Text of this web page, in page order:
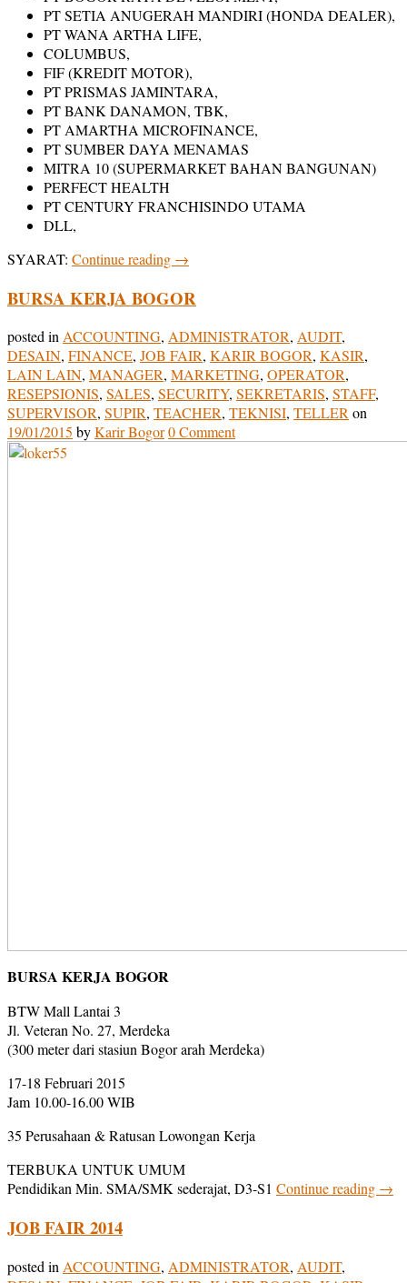
PT SETIA ANUGERAH MANDIRI (HONDA DEALER),
PT WANA ARTHA LIFE,
COLUMBUS,
FIF (KREDIT MOTOR),
PT PRISMAS JAMINTARA,
PT BANK DANAMON, TBK,
PT AMARTHA MICROFINANCE,
PT SUMBER DAYA MENAMAS
MITRA 10 (SUPERMARKET BAHAN BANGUNAN)
PERFECT HEALTH
PT CENTURY FRANCHISINDO UTAMA
DLL,
SYARAT: Continue reading →
BURSA KERJA BOGOR
posted inACCOUNTING, ADMINISTRATOR, AUDIT,
DESAIN, FINANCE, JOB FAIR, KARIR BOGOR, KASIR,
LAIN LAIN, MANAGER, MARKETING, OPERATOR,
RESEPSIONIS, SALES, SECURITY, SEKRETARIS, STAFF,
SUPERVISOR, SUPIR, TEACHER, TEKNISI, TELLERon
19/01/2015 byKarir Bogor0 Comment
BURSA KERJA BOGOR
BTW Mall Lantai 3
Jl. Veteran No. 27, Merdeka
(300 meter dari stasiun Bogor arah Merdeka)
17-18 Februari 2015
Jam 10.00-16.00 WIB
35 Perusahaan & Ratusan Lowongan Kerja
TERBUKA UNTUK UMUM
Pendidikan Min. SMA/SMK sederajat, D3-S1 Continue reading →
JOB FAIR 2014
posted in ACCOUNTING, ADMINISTRATOR, AUDIT,